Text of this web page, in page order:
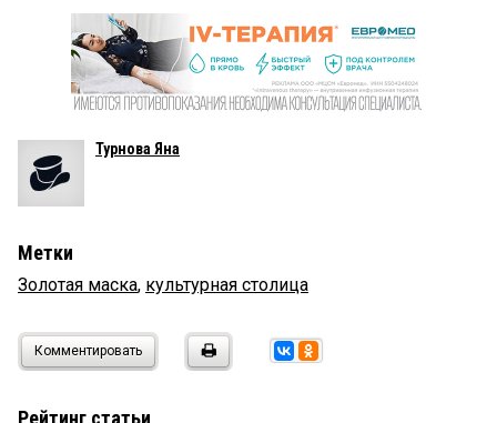
Турнова Яна
Метки
Золотая маска, культурная столица
Комментировать
Рейтинг статьи